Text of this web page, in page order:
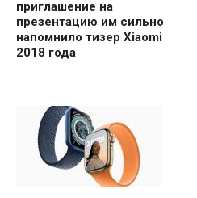
приглашение на
презентацию им сильно
напомнило тизер Xiaomi
2018 года